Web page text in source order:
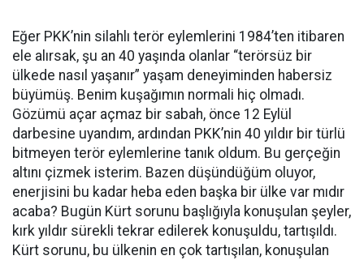
Eğer PKK’nin silahlı terör eylemlerini 1984’ten itibaren
ele alırsak, şu an 40 yaşında olanlar “terörsüz bir
ülkede nasıl yaşanır” yaşam deneyiminden habersiz
büyümüş. Benim kuşağımın normali hiç olmadı.
Gözümü açar açmaz bir sabah, önce 12 Eylül
darbesine uyandım, ardından PKK’nin 40 yıldır bir türlü
bitmeyen terör eylemlerine tanık oldum. Bu gerçeğin
altını çizmek isterim. Bazen düşündüğüm oluyor,
enerjisini bu kadar heba eden başka bir ülke var mıdır
acaba? Bugün Kürt sorunu başlığıyla konuşulan şeyler,
kırk yıldır sürekli tekrar edilerek konuşuldu, tartışıldı.
Kürt sorunu, bu ülkenin en çok tartışılan, konuşulan